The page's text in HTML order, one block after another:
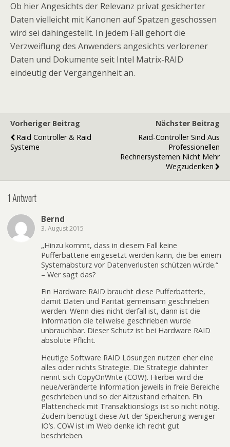
Ob hier Angesichts der Relevanz privat gesicherter
Daten vielleicht mit Kanonen auf Spatzen geschossen
wird sei dahingestellt. In jedem Fall gehört die
Verzweiflung des Anwenders angesichts verlorener
Daten und Dokumente seit Intel Matrix-RAID
eindeutig der Vergangenheit an.
Vorheriger Beitrag
Raid Controller & Raid
Systeme
Nächster Beitrag
Raid-Controller Sind Aus
Professionellen
Rechnersystemen Nicht Mehr
Wegzudenken
1 Antwort
Bernd
3. August 2015
„Hinzu kommt, dass in diesem Fall keine
Pufferbatterie eingesetzt werden kann, die bei einem
Systemabsturz vor Datenverlusten schützen würde.“
– Wer sagt das?
Ein Hardware RAID braucht diese Pufferbatterie,
damit Daten und Parität gemeinsam geschrieben
werden. Wenn dies nicht derfall ist, dann ist die
Information die teilweise geschrieben wurde
unbrauchbar. Dieser Schutz ist bei Hardware RAID
absolute Pflicht.
Heutige Software RAID Lösungen nutzen eher eine
alles oder nichts Strategie. Die Strategie dahinter
nennt sich CopyOnWrite (COW). Hierbei wird die
neue/veränderte Information jeweils in freie Bereiche
geschrieben und so der Altzustand erhalten. Ein
Plattencheck mit Transaktionslogs ist so nicht nötig.
Zudem benötigt diese Art der Speicherung weniger
IO’s. COW ist im Web denke ich recht gut
beschrieben.